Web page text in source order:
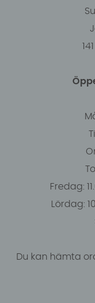
Fredag:
Lördag:
Du kan hämta